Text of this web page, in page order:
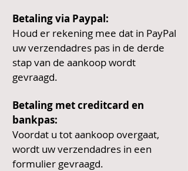
Betaling via Paypal:
Houd er rekening mee dat in PayPal
uw verzendadres pas in de derde
stap van de aankoop wordt
gevraagd.
Betaling met creditcard en
bankpas:
Voordat u tot aankoop overgaat,
wordt uw verzendadres in een
formulier gevraagd.